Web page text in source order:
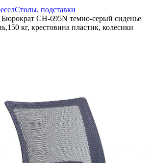
Столы, подставки
CH-695N темно-серый сиденье
кг, крестовина пластик, колесики